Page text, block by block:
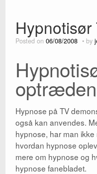
Profil
Book
Kontakt
Parterapi
Big Five
Wikipedia
Blog
Posted on 06/08/2008 by
Hypnose på TV
også kan anvendes.
hypnose, har man
hvordan hypnose
mere om hypnose og
hypnose fanebladet.